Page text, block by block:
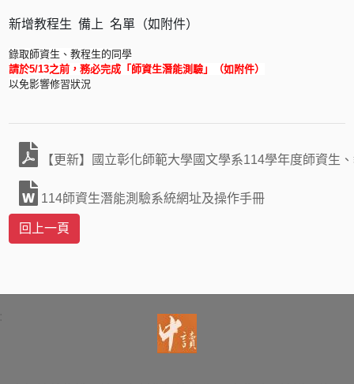
新增教程生 備上 名單（如附件）
錄取師資生、教程生的同學
請於5/13之前，務必完成「師資生潛能測驗」（如附件）
以免影響修習狀況
【更新】國立彰化師範大學國文學系114學年度師資生
114師資生潛能測驗系統網址及操作手冊